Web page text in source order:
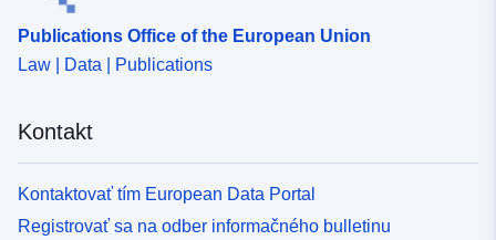
Publications Office of the European Union
Law | Data | Publications
Kontakt
Kontaktovať tím European Data Portal
Registrovať sa na odber informačného bulletinu